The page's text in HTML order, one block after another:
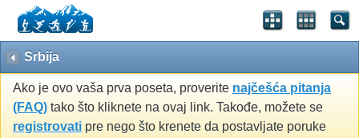
Srbija
Ako je ovo vaša prva poseta, proverite najčešća pitanja
(FAQ) tako što kliknete na ovaj link. Takođe, možete se
registrovati pre nego što krenete da postavljate poruke